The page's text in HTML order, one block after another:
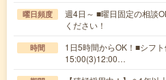
曜日頻度
週4日～ ■曜日固定の相談
ください！
時間
1日5時間からOK！■シフ
15:00(3)12:00…